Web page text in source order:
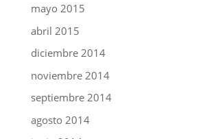
mayo 2015
abril 2015
diciembre 2014
noviembre 2014
septiembre 2014
agosto 2014